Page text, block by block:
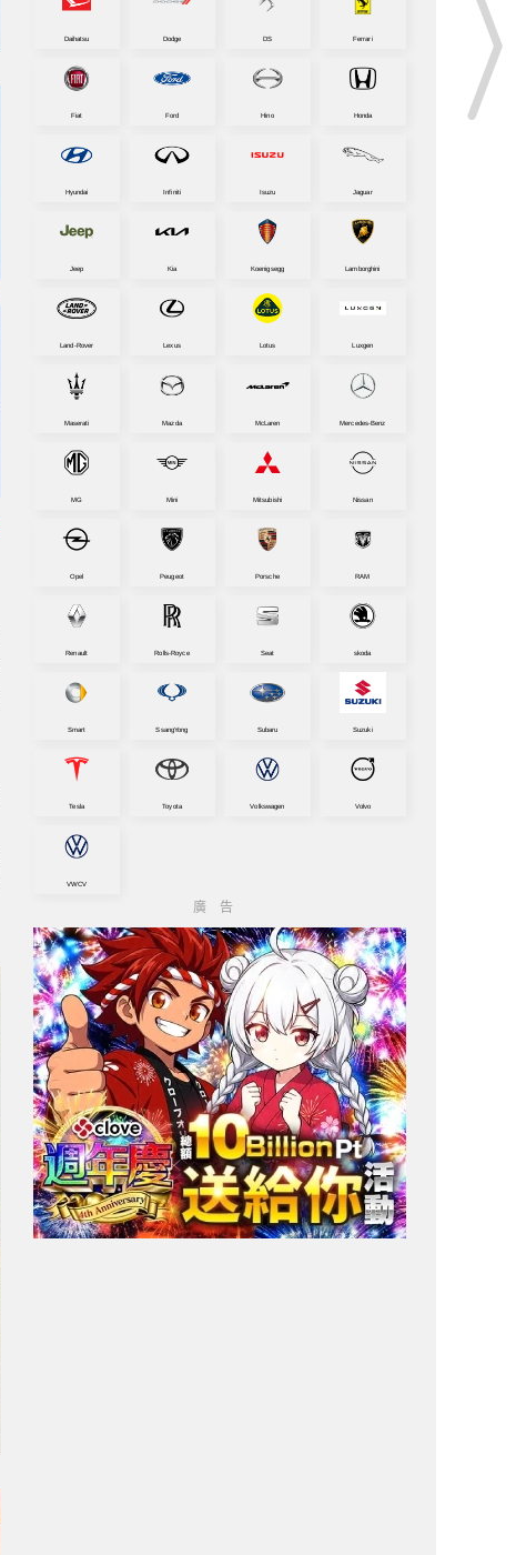
Daihatsu Dodge DS Ferrari
Fiat Ford Hino Honda
Hyundai Infiniti Isuzu Jaguar
Jeep Kia Koenigsegg Lamborghini
Land-Rover Lexus Lotus Luxgen
Maserati Mazda McLaren Mercedes-Benz
MG Mini Mitsubishi Nissan
Opel Peugeot Porsche RAM
Renault Rolls-Royce Seat skoda
Smart SsangYong Subaru Suzuki
Tesla Toyota Volkswagen Volvo
VWCV
廣告